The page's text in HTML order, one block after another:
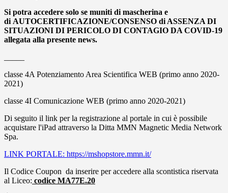
Si potra accedere solo se muniti di mascherina e
di AUTOCERTIFICAZIONE/CONSENSO di ASSENZA DI
SITUAZIONI DI PERICOLO DI CONTAGIO DA COVID-19
allegata alla presente news.
classe 4A Potenziamento Area Scientifica WEB (primo anno 2020-
2021)
classe 4I Comunicazione WEB (primo anno 2020-2021)
Di seguito il link per la registrazione al portale in cui è possibile
acquistare l'iPad attraverso la Ditta MMN Magnetic Media Network
Spa.
LINK PORTALE: https://mshopstore.mmn.it/
Il Codice Coupon da inserire per accedere alla scontistica riservata
al Liceo: codice MA77E.20